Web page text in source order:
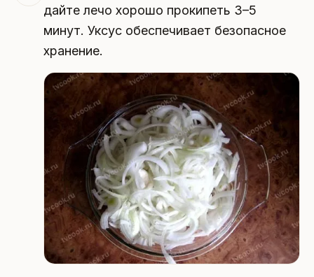
дайте лечо хорошо прокипеть 3–5
минут. Уксус обеспечивает безопасное
хранение.